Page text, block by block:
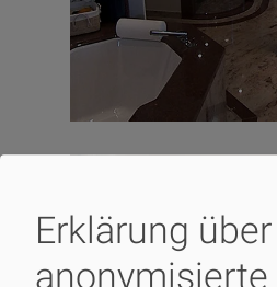
Erklärung über
anonymisierte